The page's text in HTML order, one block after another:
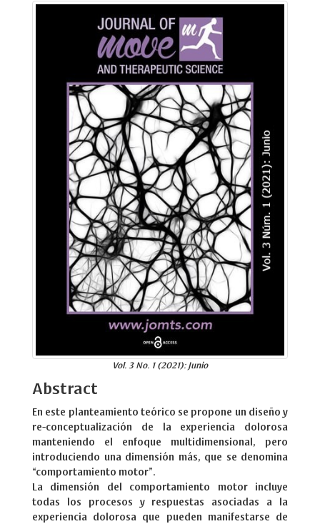
Vol. 3 No. 1 (2021): Junio
Abstract
En este planteamiento teórico se propone un diseño y
re-conceptualización de la experiencia dolorosa
manteniendo el enfoque multidimensional, pero
introduciendo una dimensión más, que se denomina
“comportamiento motor”.
La dimensión del comportamiento motor incluye
todas los procesos y respuestas asociadas a la
experiencia dolorosa que pueden manifestarse de